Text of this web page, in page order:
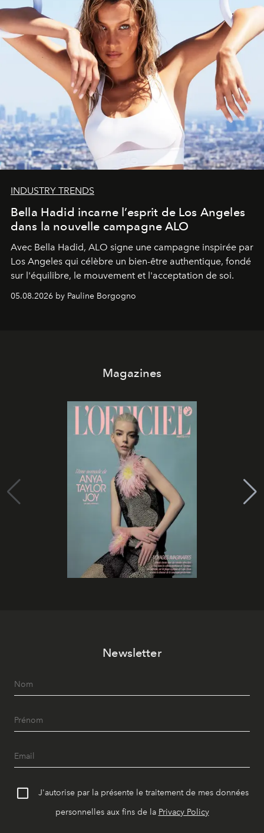
INDUSTRY TRENDS
Bella Hadid incarne l’esprit de Los Angeles
dans la nouvelle campagne ALO
Avec Bella Hadid, ALO signe une campagne inspirée par
Los Angeles qui célèbre un bien-être authentique, fondé
sur l'équilibre, le mouvement et l'acceptation de soi.
05.08.2026 by Pauline Borgogno
Magazines
Newsletter
J'autorise par la présente le traitement de mes données
personnelles aux fins de la Privacy Policy